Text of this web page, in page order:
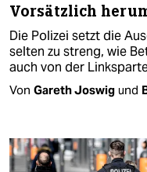
Vorsätzlich
Die Polizei setzt die
selten zu streng, wie
auch von der
Von Gareth Joswig und